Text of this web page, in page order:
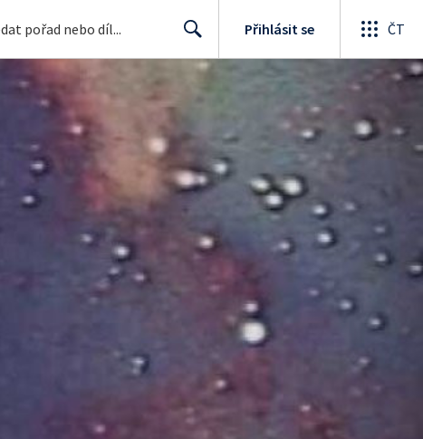
Search
Přihlásit se ČT